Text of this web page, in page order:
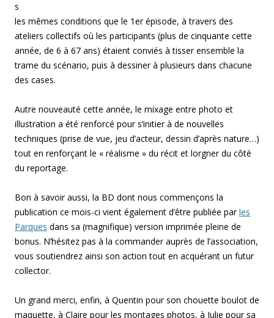
s
les mêmes conditions que le 1er épisode, à travers des
ateliers collectifs où les participants (plus de cinquante cette
année, de 6 à 67 ans) étaient conviés à tisser ensemble la
trame du scénario, puis à dessiner à plusieurs dans chacune
des cases.
Autre nouveauté cette année, le mixage entre photo et
illustration a été renforcé pour s’initier à de nouvelles
techniques (prise de vue, jeu d’acteur, dessin d’après nature…)
tout en renforçant le « réalisme » du récit et lorgner du côté
du reportage.
Bon à savoir aussi, la BD dont nous commençons la
publication ce mois-ci vient également d’être publiée parles
Parques dans sa (magnifique) version imprimée pleine de
bonus. N’hésitez pas à la commander auprès de l’association,
vous soutiendrez ainsi son action tout en acquérant un futur
collector.
Un grand merci, enfin, à Quentin pour son chouette boulot de
maquette, à Claire pour les montages photos, à Julie pour sa